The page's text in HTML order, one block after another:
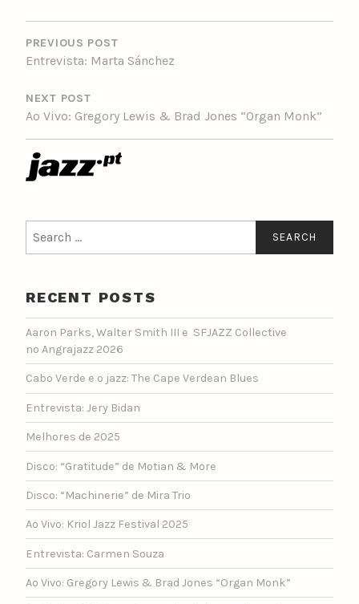
POST
NAVIGATION
PREVIOUS POST
Entrevista: Marta Sánchez
NEXT POST
Ao Vivo: Gregory Lewis & Brad Jones “Organ Monk”
for:
RECENT POSTS
Aaron Parks, Walter Smith III e SFJAZZ Collective
no Angrajazz 2026
Cabo Verde e o jazz: The Cape Verdean Blues
Entrevista: Jery Bidan
Melhores de 2025
Disco: “Gratitude” de Motian & More
Disco: “Machinerie” de Mira Trio
Ao Vivo: Kriol Jazz Festival 2025
Entrevista: Carmen Souza
Ao Vivo: Gregory Lewis & Brad Jones “Organ Monk”